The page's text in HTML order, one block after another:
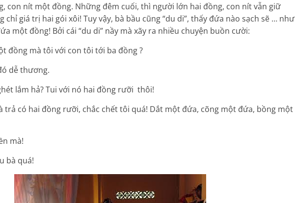
con nít một đồng. Những đêm cuối, thì người lớn hai đồng, con nít vẫn giữ
chỉ giá trị hai gói xôi! Tuy vậy, bà bầu cũng “du di”, thấy đứa nào sạch sẽ … như
một đồng! Bởi cái “du di” nầy mà xãy ra nhiều chuyện buồn cười:
đồng mà tôi với con tôi tới ba đồng ?
dễ thương.
lắm hả? Tui với nó hai đồng rưỡi thôi!
trả có hai đồng rưỡi, chắc chết tôi quá! Dắt một đứa, cõng một đứa, bồng một
mà!
bà quá!